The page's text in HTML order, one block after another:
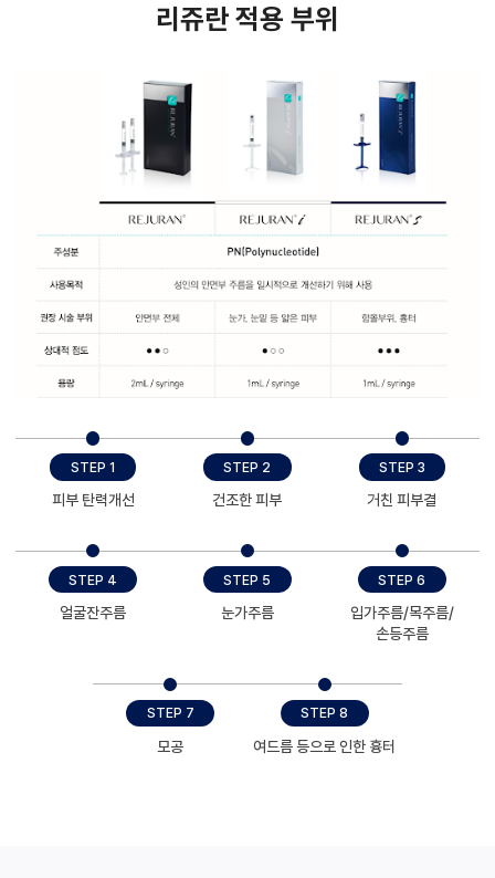
리쥬란 적용 부위
STEP 1
피부 탄력개선
STEP 2
건조한 피부
STEP 3
거친 피부결
STEP 4
얼굴잔주름
STEP 5
눈가주름
STEP 6
입가주름/목주름/
손등주름
STEP 7
모공
STEP 8
여드름 등으로 인한 흉터